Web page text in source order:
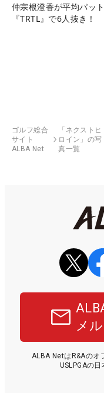
仲宗根澄香が平均パッ
『TRTL』で6人抜き！
ゴルフ総合
サイト
ALBA Net
「ネクストヒ
ロイン」の写
真一覧
メ
ALBA NetはR&Aのオ
USLPGAの